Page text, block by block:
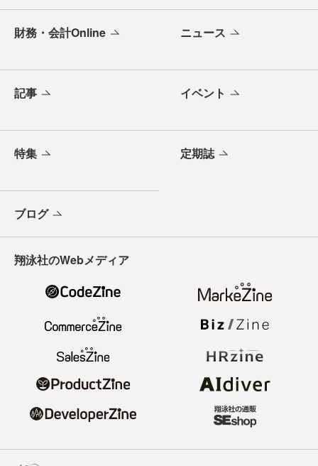
財務・会計Online ニュース
記事 イベント
特集 定期誌
ブログ
翔泳社のWebメディア